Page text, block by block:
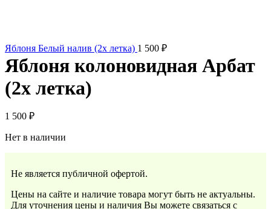
Яблоня Белый налив (2х летка) 1 500 ₽
Яблоня колоновидная Арбат
(2х летка)
1 500 ₽
Нет в наличии
Не является публичной офертой.
Цены на сайте и наличие товара могут быть не актуальны.
Для уточнения цены и наличия Вы можете связаться с